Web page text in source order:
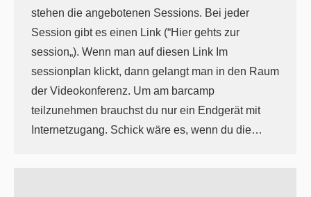
stehen die angebotenen Sessions. Bei jeder
Session gibt es einen Link (“Hier gehts zur
session„). Wenn man auf diesen Link Im
sessionplan klickt, dann gelangt man in den Raum
der Videokonferenz. Um am barcamp
teilzunehmen brauchst du nur ein Endgerät mit
Internetzugang. Schick wäre es, wenn du die…